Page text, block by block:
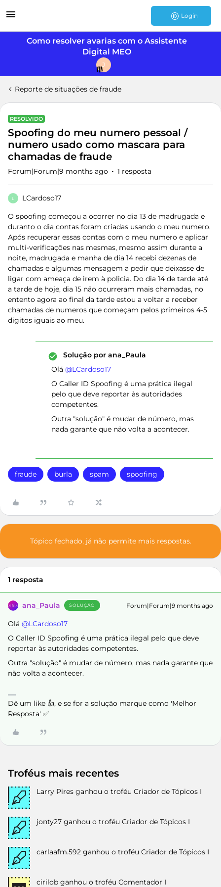
Login
Como resolver avarias com o Assistente
Digital MEO
J
Reporte de situações de fraude
RESOLVIDO
Spoofing do meu numero pessoal /
numero usado como mascara para
chamadas de fraude
Forum|Forum|9 months ago 1 resposta
L LCardoso17
O spoofing começou a ocorrer no dia 13 de madrugada e
duranto o dia contas foram criadas usando o meu numero.
Após recuperar essas contas com o meu numero e aplicar
multi-verificações nas mesmas, mesmo assim durante a
noite, madrugada e manha de dia 14 recebi dezenas de
chamadas e algumas mensagem a pedir que deixasse de
ligar com ameaça de irem à policia. Do dia 14 de tarde até
a tarde de hoje, dia 15 não ocurreram mais chamadas, no
entento agora ao final da tarde estou a voltar a receber
chamadas de numeros que começam pelos primeiros 4-5
digitos iguais ao meu.
Solução por ana_Paula
Olá ​ @LCardoso17
O Caller ID Spoofing é uma prática ilegal
pelo que deve reportar às autoridades
competentes.
Outra "solução" é mudar de número, mas
nada garante que não volta a acontecer.
fraude burla spam spoofing
Tópico fechado, já não permite mais respostas.
1 resposta
ana_Paula SOLUÇÃO Forum|Forum|9 months ago
Olá ​ @LCardoso17
O Caller ID Spoofing é uma prática ilegal pelo que deve
reportar às autoridades competentes.
Outra "solução" é mudar de número, mas nada garante que
não volta a acontecer.
Dê um like 👍, e se for a solução marque como 'Melhor
Resposta' ✅
Troféus mais recentes
Larry Pires ganhou o troféu Criador de Tópicos I
jonty27 ganhou o troféu Criador de Tópicos I
carlaafm.592 ganhou o troféu Criador de Tópicos I
cirilob ganhou o troféu Comentador I